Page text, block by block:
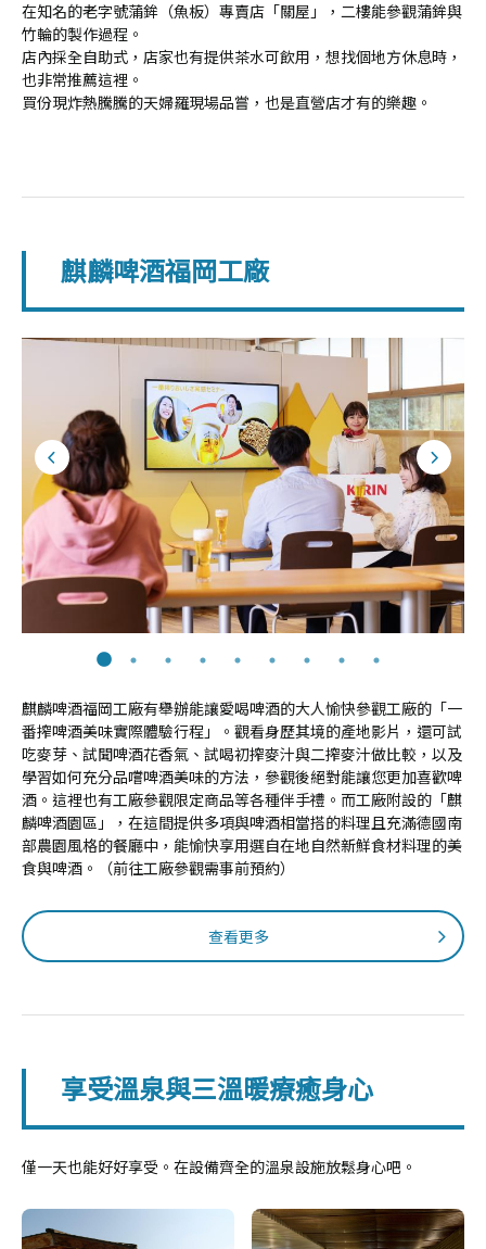
在知名的老字號蒲鉾（魚板）專賣店「關屋」，二樓能參觀蒲鉾與
竹輪的製作過程。
店內採全自助式，店家也有提供茶水可飲用，想找個地方休息時，
也非常推薦這裡。
買份現炸熱騰騰的天婦羅現場品嘗，也是直營店才有的樂趣。
麒麟啤酒福岡工廠
麒麟啤酒福岡工廠有舉辦能讓愛喝啤酒的大人愉快參觀工廠的「一
番搾啤酒美味實際體驗行程」。觀看身歷其境的產地影片，還可試
吃麥芽、試聞啤酒花香氣、試喝初搾麥汁與二搾麥汁做比較，以及
學習如何充分品嚐啤酒美味的方法，參觀後絕對能讓您更加喜歡啤
酒。這裡也有工廠參觀限定商品等各種伴手禮。而工廠附設的「麒
麟啤酒園區」，在這間提供多項與啤酒相當搭的料理且充滿德國南
部農園風格的餐廳中，能愉快享用選自在地自然新鮮食材料理的美
食與啤酒。（前往工廠參觀需事前預約）
查看更多
享受溫泉與三溫暖療癒身心
僅一天也能好好享受。在設備齊全的溫泉設施放鬆身心吧。